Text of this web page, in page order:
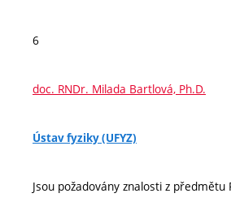
6
doc. RNDr. Milada Bartlová, Ph.D.
Ústav fyziky (UFYZ)
Jsou požadovány znalosti z